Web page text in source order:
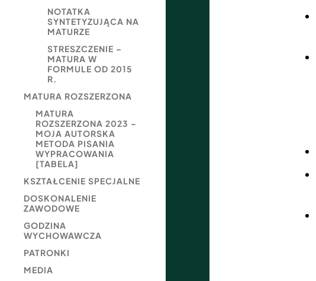
NOTATKA
SYNTETYZUJĄCA NA
MATURZE
STRESZCZENIE –
MATURA W
FORMULE OD 2015
R.
MATURA ROZSZERZONA
MATURA
ROZSZERZONA 2023 –
MOJA AUTORSKA
METODA PISANIA
WYPRACOWANIA
[TABELA]
KSZTAŁCENIE SPECJALNE
DOSKONALENIE
ZAWODOWE
GODZINA
WYCHOWAWCZA
PATRONKI
MEDIA